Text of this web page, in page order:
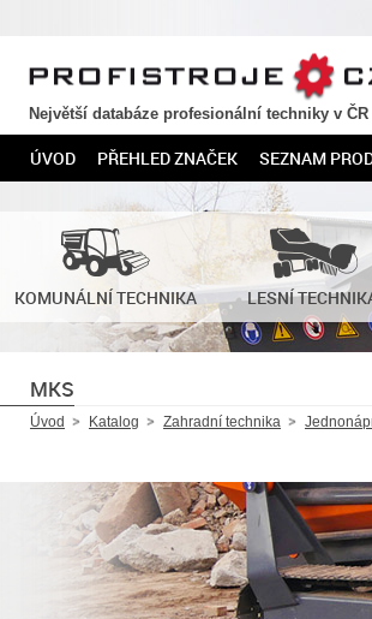
PROFISTROJE.CZ
Největší databáze profesionální techniky v ČR
ÚVOD PŘEHLED ZNAČEK SEZNAM
KOMUNÁLNÍ TECHNIKA LESNÍ
MKS
Úvod Katalog Zahradní technika